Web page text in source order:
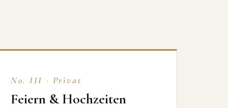
No. III · Privat
Feiern & Hochzeiten